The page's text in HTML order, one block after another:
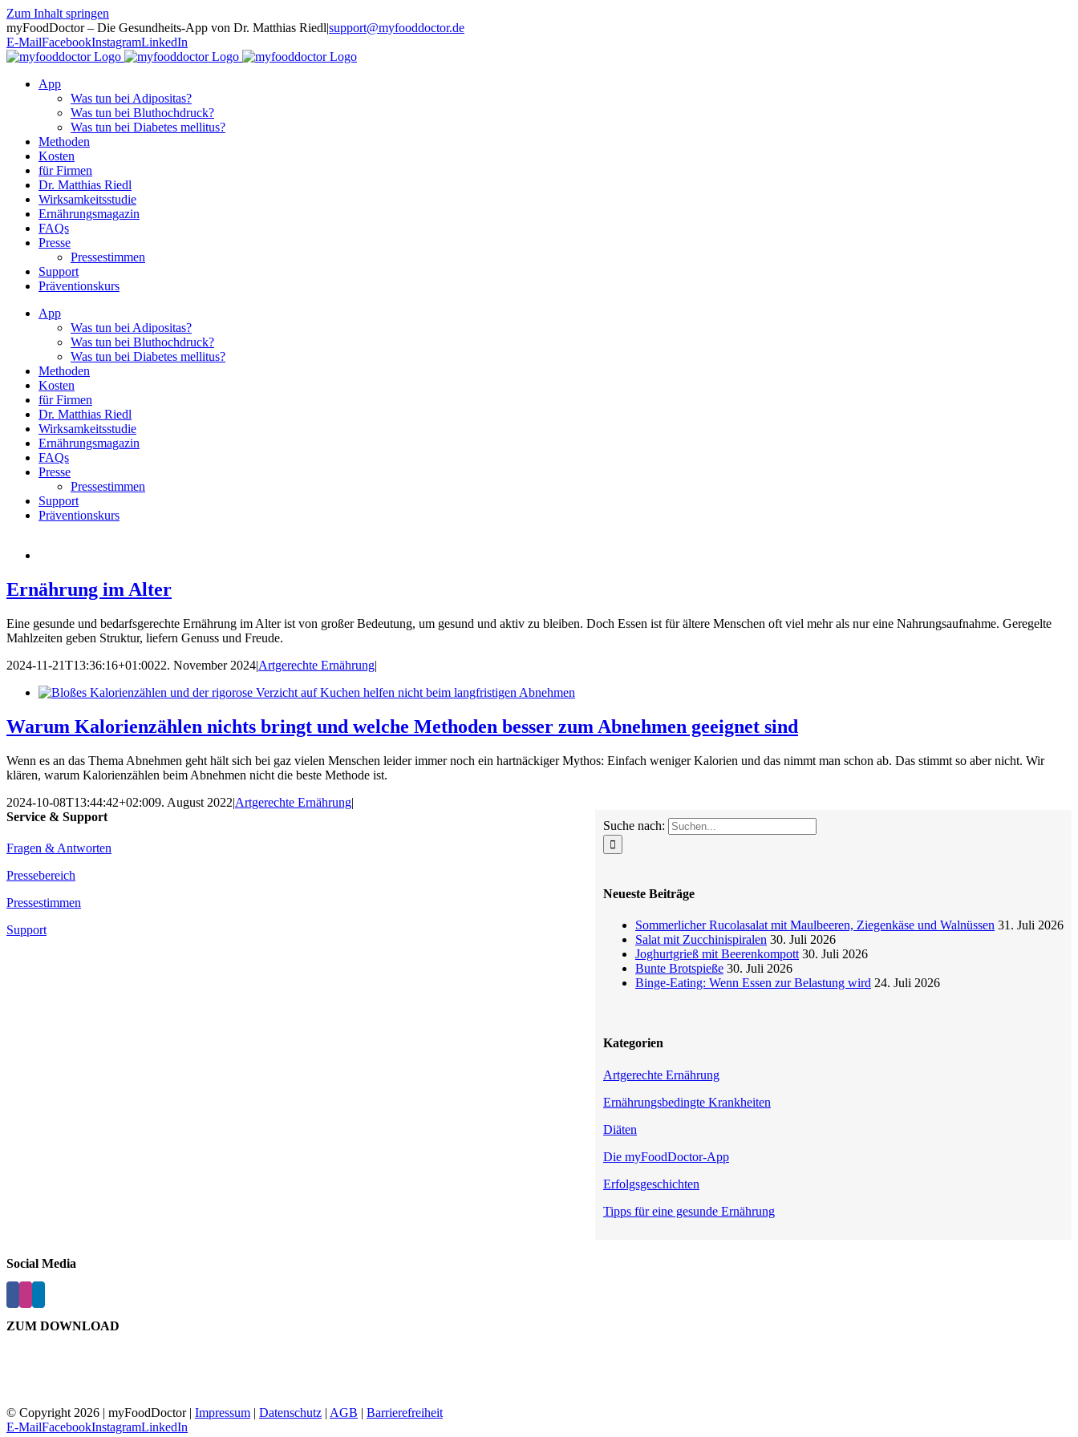
Zum Inhalt springen
myFoodDoctor – Die Gesundheits-App von Dr. Matthias Riedl|support@myfooddoctor.de
E-MailFacebookInstagramLinkedIn
App
Was tun bei Adipositas?
Was tun bei Bluthochdruck?
Was tun bei Diabetes mellitus?
Methoden
Kosten
für Firmen
Dr. Matthias Riedl
Wirksamkeitsstudie
Ernährungsmagazin
FAQs
Presse
Pressestimmen
Support
Präventionskurs
App
Was tun bei Adipositas?
Was tun bei Bluthochdruck?
Was tun bei Diabetes mellitus?
Methoden
Kosten
für Firmen
Dr. Matthias Riedl
Wirksamkeitsstudie
Ernährungsmagazin
FAQs
Presse
Pressestimmen
Support
Präventionskurs
Ernährung im Alter
Eine gesunde und bedarfsgerechte Ernährung im Alter ist von großer Bedeutung, um gesund und aktiv zu bleiben. Doch Essen ist für ältere Menschen oft viel mehr als nur eine Nahrungsaufnahme. Geregelte
Mahlzeiten geben Struktur, liefern Genuss und Freude.
2024-11-21T13:36:16+01:0022. November 2024|Artgerechte Ernährung|
Warum Kalorienzählen nichts bringt und welche Methoden besser zum Abnehmen geeignet sind
Wenn es an das Thema Abnehmen geht hält sich bei gaz vielen Menschen leider immer noch ein hartnäckiger Mythos: Einfach weniger Kalorien und das nimmt man schon ab. Das stimmt so aber nicht. Wir
klären, warum Kalorienzählen beim Abnehmen nicht die beste Methode ist.
2024-10-08T13:44:42+02:009. August 2022|Artgerechte Ernährung|
Suche nach:
Neueste Beiträge
Sommerlicher Rucolasalat mit Maulbeeren, Ziegenkäse und Walnüssen 31. Juli 2026
Salat mit Zucchinispiralen 30. Juli 2026
Joghurtgrieß mit Beerenkompott 30. Juli 2026
Bunte Brotspieße 30. Juli 2026
Binge-Eating: Wenn Essen zur Belastung wird 24. Juli 2026
Kategorien
Artgerechte Ernährung
Ernährungsbedingte Krankheiten
Diäten
Die myFoodDoctor-App
Erfolgsgeschichten
Tipps für eine gesunde Ernährung
Service & Support
Fragen & Antworten
Pressebereich
Pressestimmen
Support
Social Media
ZUM DOWNLOAD
© Copyright 2026 | myFoodDoctor | Impressum | Datenschutz | AGB | Barrierefreiheit
E-MailFacebookInstagramLinkedIn